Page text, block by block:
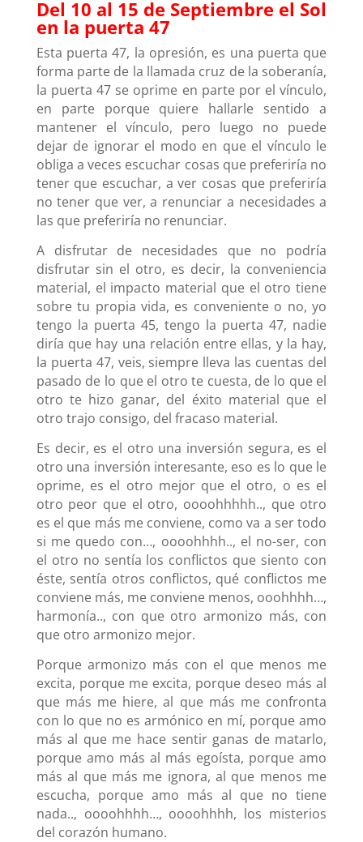
Del 10 al 15 de Septiembre el Sol
en la puerta 47
Esta puerta 47, la opresión, es una puerta que
forma parte de la llamada cruz de la soberanía,
la puerta 47 se oprime en parte por el vínculo,
en parte porque quiere hallarle sentido a
mantener el vínculo, pero luego no puede
dejar de ignorar el modo en que el vínculo le
obliga a veces escuchar cosas que preferiría no
tener que escuchar, a ver cosas que preferiría
no tener que ver, a renunciar a necesidades a
las que preferiría no renunciar.
A disfrutar de necesidades que no podría
disfrutar sin el otro, es decir, la conveniencia
material, el impacto material que el otro tiene
sobre tu propia vida, es conveniente o no, yo
tengo la puerta 45, tengo la puerta 47, nadie
diría que hay una relación entre ellas, y la hay,
la puerta 47, veis, siempre lleva las cuentas del
pasado de lo que el otro te cuesta, de lo que el
otro te hizo ganar, del éxito material que el
otro trajo consigo, del fracaso material.
Es decir, es el otro una inversión segura, es el
otro una inversión interesante, eso es lo que le
oprime, es el otro mejor que el otro, o es el
otro peor que el otro, oooohhhhh.., que otro
es el que más me conviene, como va a ser todo
si me quedo con…, oooohhhh.., el no-ser, con
el otro no sentía los conflictos que siento con
éste, sentía otros conflictos, qué conflictos me
conviene más, me conviene menos, ooohhhh…,
harmonía.., con que otro armonizo más, con
que otro armonizo mejor.
Porque armonizo más con el que menos me
excita, porque me excita, porque deseo más al
que más me hiere, al que más me confronta
con lo que no es armónico en mí, porque amo
más al que me hace sentir ganas de matarlo,
porque amo más al más egoísta, porque amo
más al que más me ignora, al que menos me
escucha, porque amo más al que no tiene
nada.., oooohhhh…, oooohhhh, los misterios
del corazón humano.